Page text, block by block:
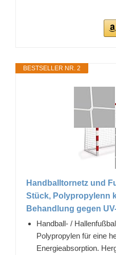
BESTSELLER NR. 2
Handballtornetz und
Stück, Polypropylenn
Behandlung gegen
Handball- /
Polypropylen für eine
Energieabsorption.